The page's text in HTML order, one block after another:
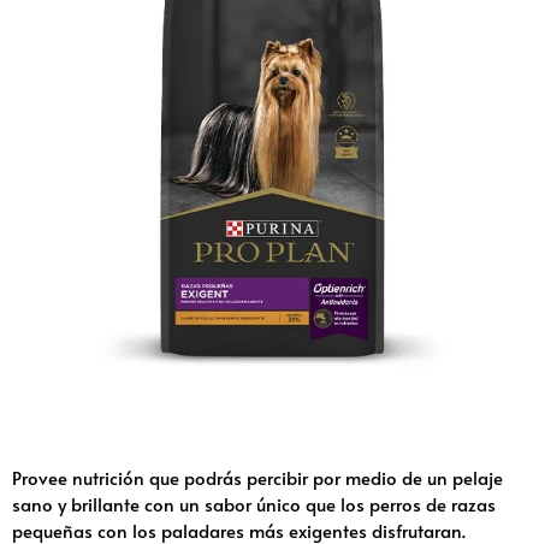
Provee nutrición que podrás percibir por medio de un pelaje
sano y brillante con un sabor único que los perros de razas
pequeñas con los paladares más exigentes disfrutaran.